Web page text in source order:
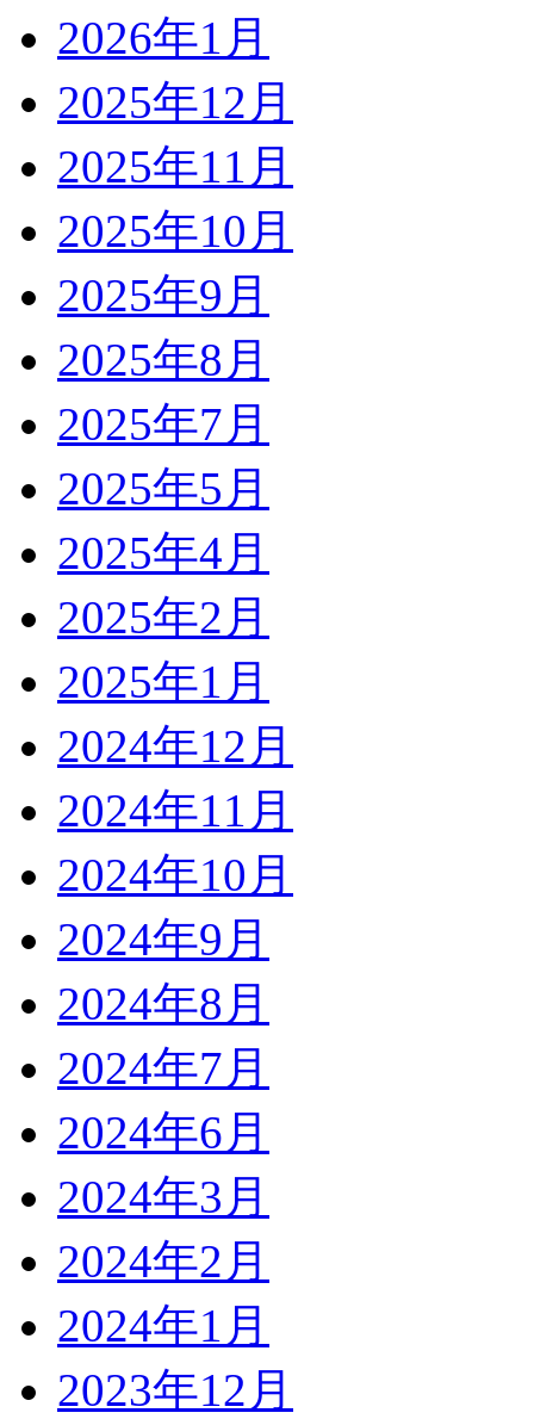
2026年1月
2025年12月
2025年11月
2025年10月
2025年9月
2025年8月
2025年7月
2025年5月
2025年4月
2025年2月
2025年1月
2024年12月
2024年11月
2024年10月
2024年9月
2024年8月
2024年7月
2024年6月
2024年3月
2024年2月
2024年1月
2023年12月